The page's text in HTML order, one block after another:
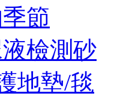
節
檢測砂
地墊/毯